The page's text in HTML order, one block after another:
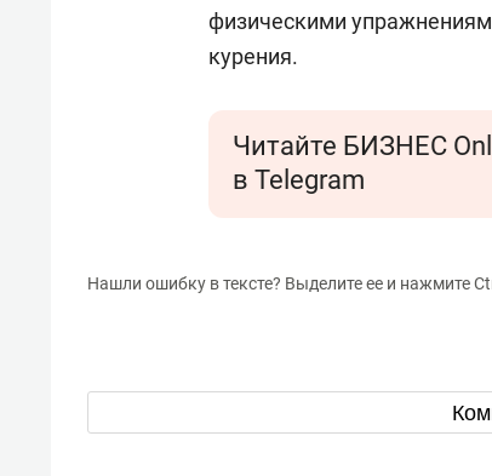
физическими
курения.
Читайте БИЗНЕС
в Telegram
Нашли ошибку в тексте? Выделите ее и нажмите